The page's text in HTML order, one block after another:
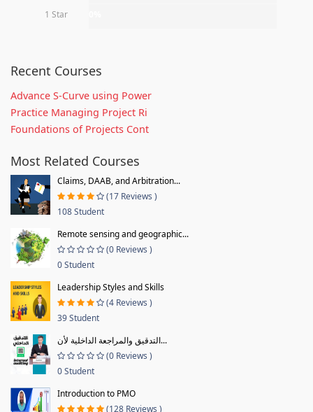
1 Star
Recent Courses
Advance S-Curve using Power
Practice Managing Project Ri
Foundations of Projects Cont
Most Related Courses
Claims, DAAB, and Arbitration...
(17 Reviews )
108 Student
Remote sensing and geographic...
(0 Reviews )
0 Student
Leadership Styles and Skills
(4 Reviews )
39 Student
التدقيق والمراجعة الداخلية لأن...
(0 Reviews )
0 Student
Introduction to PMO
(128 Reviews )